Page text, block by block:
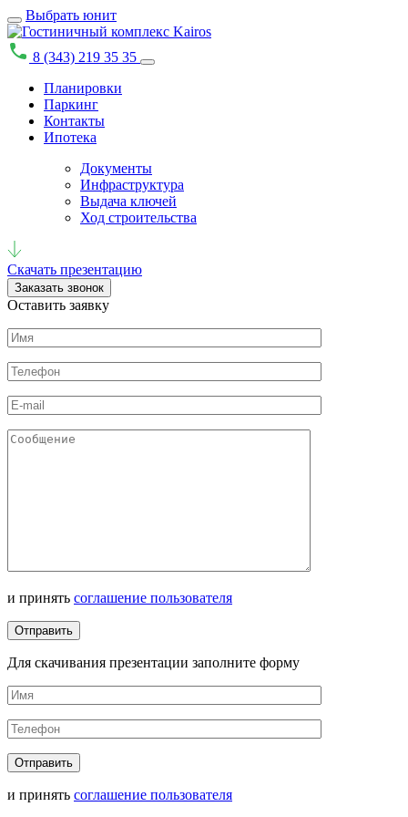
Выбрать юнит
8 (343) 219 35 35
Планировки
Паркинг
Контакты
Ипотека
Документы
Инфраструктура
Выдача ключей
Ход строительства
Скачать презентацию
Заказать звонок
Оставить заявку
и принять соглашение пользователя
Для скачивания презентации заполните форму
и принять соглашение пользователя